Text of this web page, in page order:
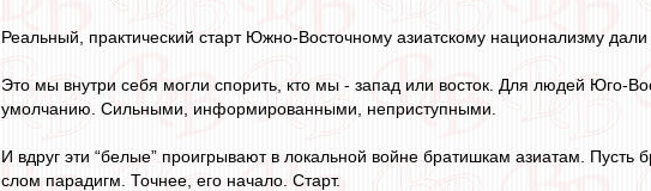
Реальный, практический старт Южно-Восточному азиатскому национализму
Это мы внутри себя могли спорить, кто мы - запад или восток. Для людей Юго-
умолчанию. Сильными, информированными, неприступными.
И вдруг эти “белые” проигрывают в локальной войне братишкам азиатам.
слом парадигм. Точнее, его начало. Старт.